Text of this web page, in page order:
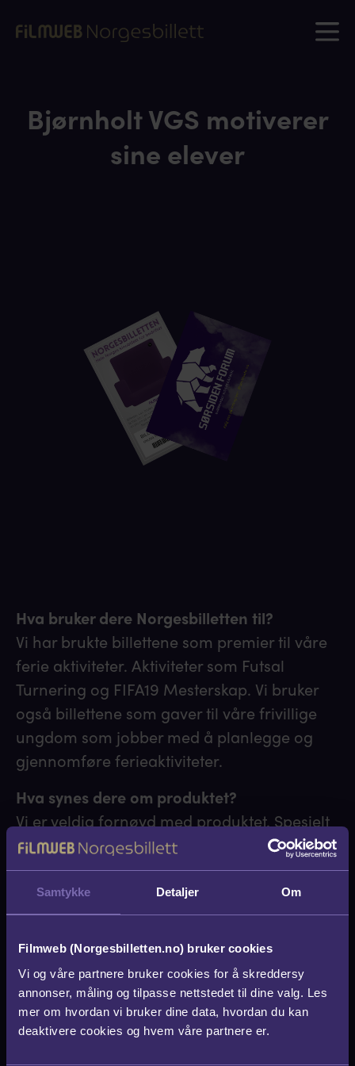
Samtykke Detaljer Om
Filmweb (Norgesbilletten.no) bruker cookies
Vi og våre partnere bruker cookies for å skreddersy
annonser, måling og tilpasse nettstedet til dine valg. Les
mer om hvordan vi bruker dine data, hvordan du kan
deaktivere cookies og hvem våre partnere er.
Bjørnholt VGS motiverer
sine elever
Hva bruker dere Norgesbilletten til?
Vi har brukte billettene som premier til våre
ferie aktiviteter. Aktiviteter som Futsal
Turnering og FIFA19 Mesterskap. Vi bruker
også billettene som gaver til våre frivillige
ungdom som jobber med å planlegge og
gjennomføre ferieaktiviteter.
Hva synes dere om produktet?
Vi er veldig fornøyd med produktet. Spesielt
når det gjelder bruken av produktet over
hele Norge. Mottagerne opplever det som
en fantastisk produkt.
Vi ser en økning i påmelding på aktiviteter
når premieringen er kinobilletter. Det at våre
frivillige ungdommer får en kinobillett som
en symbolsk gave for deres arbeid har ført